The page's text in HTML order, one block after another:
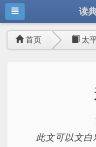
读
首页 太
此文可以文